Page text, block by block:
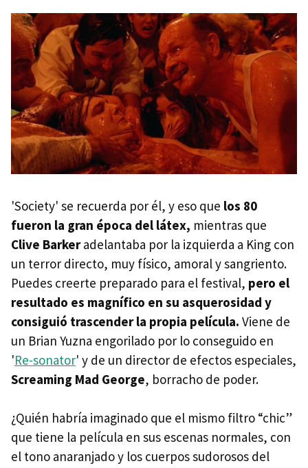
'Society' se recuerda por él, y eso que los 80
fueron la gran época del látex, mientras que
Clive Barkeradelantaba por la izquierda a King con
un terror directo, muy físico, amoral y sangriento.
Puedes creerte preparado para el festival, pero el
resultado es magnífico en su asquerosidad y
consiguió trascender la propia película. Viene de
un Brian Yuzna engorilado por lo conseguido en
'Re-sonator' y de un director de efectos especiales,
Screaming Mad George, borracho de poder.
¿Quién habría imaginado que el mismo filtro “chic”
que tiene la película en sus escenas normales, con
el tono anaranjado y los cuerpos sudorosos del